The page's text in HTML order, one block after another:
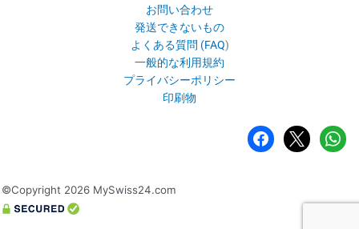
お問い合わせ
発送できないもの
よくある質問 (FAQ)
一般的な利用規約
プライバシーポリシー
印刷物
フ
ェ
×
ワ
ッ
ッ
©Copyright 2026 MySwiss24.com